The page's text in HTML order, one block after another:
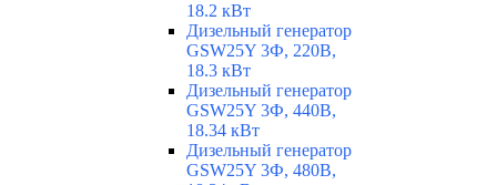
18.2 кВт
Дизельный генератор
GSW25Y 3Ф, 220В,
18.3 кВт
Дизельный генератор
GSW25Y 3Ф, 440В,
18.34 кВт
Дизельный генератор
GSW25Y 3Ф, 480В,